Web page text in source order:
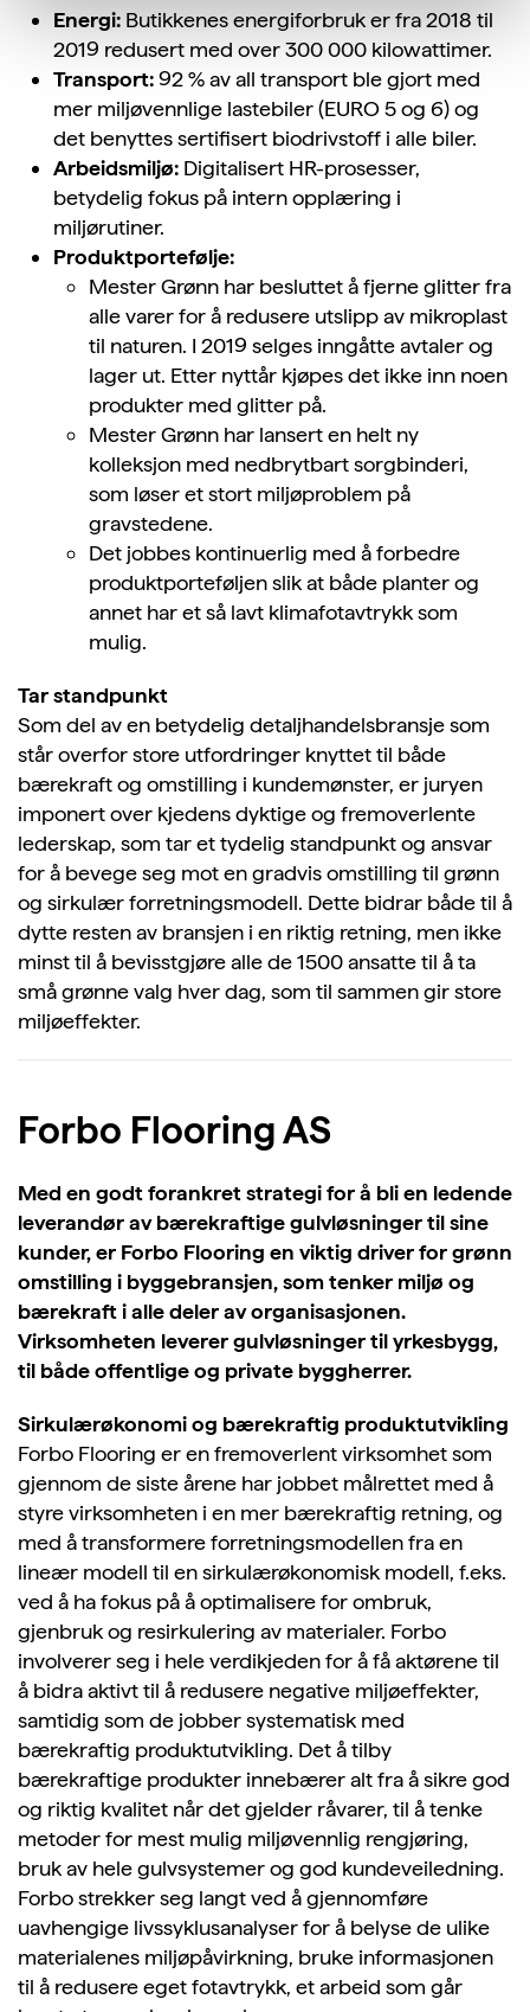
Energi: Butikkenes energiforbruk er fra 2018 til
2019 redusert med over 300 000 kilowattimer.
Transport:92 % av all transport ble gjort med
mer miljøvennlige lastebiler (EURO 5 og 6) og
det benyttes sertifisert biodrivstoff i alle biler.
Arbeidsmiljø: Digitalisert HR-prosesser,
betydelig fokus på intern opplæring i
miljørutiner.
Produktportefølje:
Mester Grønn har besluttet å fjerne glitter fra
alle varer for å redusere utslipp av mikroplast
til naturen. I 2019 selges inngåtte avtaler og
lager ut. Etter nyttår kjøpes det ikke inn noen
produkter med glitter på.
Mester Grønn har lansert en helt ny
kolleksjon med nedbrytbart sorgbinderi,
som løser et stort miljøproblem på
gravstedene.
Det jobbes kontinuerlig med å forbedre
produktporteføljen slik at både planter og
annet har et så lavt klimafotavtrykk som
mulig.
Tar standpunkt
Som del av en betydelig detaljhandelsbransje som
står overfor store utfordringer knyttet til både
bærekraft og omstilling i kundemønster, er juryen
imponert over kjedens dyktige og fremoverlente
lederskap, som tar et tydelig standpunkt og ansvar
for å bevege seg mot en gradvis omstilling til grønn
og sirkulær forretningsmodell. Dette bidrar både til å
dytte resten av bransjen i en riktig retning, men ikke
minst til å bevisstgjøre alle de 1500 ansatte til å ta
små grønne valg hver dag, som til sammen gir store
miljøeffekter.
Forbo Flooring AS
Med en godt forankret strategi for å bli en ledende
leverandør av bærekraftige gulvløsninger til sine
kunder, er Forbo Flooring en viktig driver for grønn
omstilling i byggebransjen, som tenker miljø og
bærekraft i alle deler av organisasjonen.
Virksomheten leverer gulvløsninger til yrkesbygg,
til både offentlige og private byggherrer.
Sirkulærøkonomi og bærekraftig produktutvikling
Forbo Flooring er en fremoverlent virksomhet som
gjennom de siste årene har jobbet målrettet med å
styre virksomheten i en mer bærekraftig retning, og
med å transformere forretningsmodellen fra en
lineær modell til en sirkulærøkonomisk modell, f.eks.
ved å ha fokus på å optimalisere for ombruk,
gjenbruk og resirkulering av materialer. Forbo
involverer seg i hele verdikjeden for å få aktørene til
å bidra aktivt til å redusere negative miljøeffekter,
samtidig som de jobber systematisk med
bærekraftig produktutvikling. Det å tilby
bærekraftige produkter innebærer alt fra å sikre god
og riktig kvalitet når det gjelder råvarer, til å tenke
metoder for mest mulig miljøvennlig rengjøring,
bruk av hele gulvsystemer og god kundeveiledning.
Forbo strekker seg langt ved å gjennomføre
uavhengige livssyklusanalyser for å belyse de ulike
materialenes miljøpåvirkning, bruke informasjonen
til å redusere eget fotavtrykk, et arbeid som går